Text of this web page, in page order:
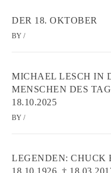
DER 18. OKTOBER
BY /
MICHAEL LESCH IN
MENSCHEN DES
18.10.2025
BY /
LEGENDEN: CHUCK
18.10.1926, †